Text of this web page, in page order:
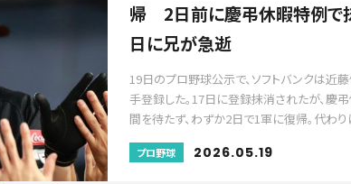
帰 2日前に慶弔休暇特例
日に兄が急逝
19日のプロ野球公示で、ソフトバンクは近
手登録した。17日に登録抹消されたが、慶
間を待たず、わずか2日で1軍に復帰。代わ
プロ野球 2026.05.19